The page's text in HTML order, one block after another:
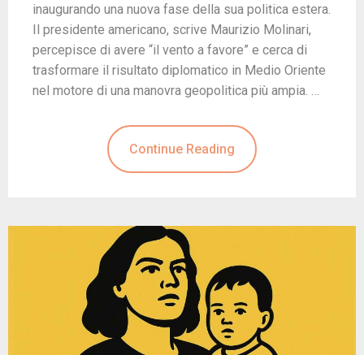
inaugurando una nuova fase della sua politica estera.
Il presidente americano, scrive Maurizio Molinari,
percepisce di avere “il vento a favore” e cerca di
trasformare il risultato diplomatico in Medio Oriente
nel motore di una manovra geopolitica più ampia. …
Continue Reading